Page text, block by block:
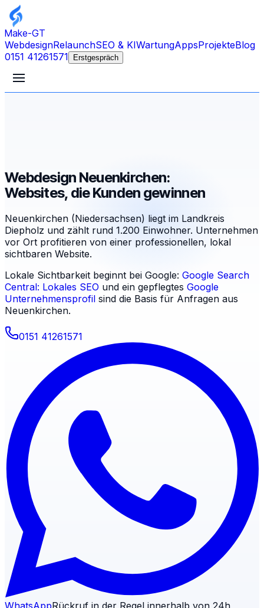
Make-GT
WebdesignRelaunchSEO & KIWartungAppsProjekteBlog
0151 41261571
Erstgespräch
Webdesign Neuenkirchen:
Websites, die Kunden gewinnen
Neuenkirchen (Niedersachsen) liegt im Landkreis
Diepholz und zählt rund 1.200 Einwohner. Unternehmen
vor Ort profitieren von einer professionellen, lokal
sichtbaren Website.
Lokale Sichtbarkeit beginnt bei Google: Google Search
Central: Lokales SEO und ein gepflegtes Google
Unternehmensprofil sind die Basis für Anfragen aus
Neuenkirchen.
0151 41261571
WhatsAppRückruf in der Regel innerhalb von 24h